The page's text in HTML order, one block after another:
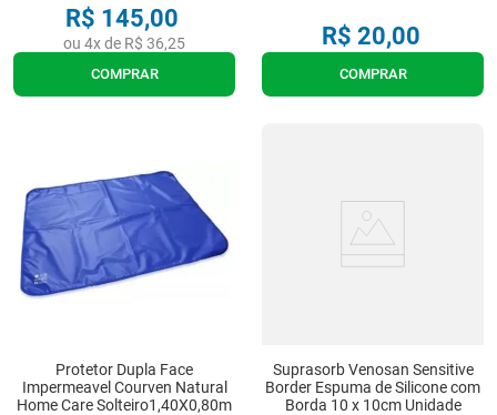
R$ 145,00
ou 4x de R$ 36,25
COMPRAR
R$ 20,00
COMPRAR
Protetor Dupla Face
Impermeavel Courven Natural
Home Care Solteiro1,40X0,80m
Suprasorb Venosan Sensitive
Border Espuma de Silicone com
Borda 10 x 10cm Unidade